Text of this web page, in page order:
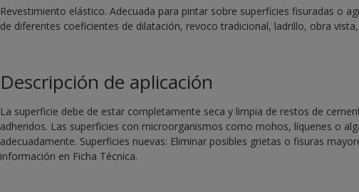
Revestimiento elástico. Adecuada para pintar sobre superficies fisuradas o
de diferentes coeficientes de dilatación, revoco tradicional, ladrillo, obra
Descripción de aplicación
La superficie debe de estar completamente seca y limpia de restos de
adheridos. Las superficies con microorganismos como mohos, líquenes o
adecuadamente. Superficies nuevas: Eliminar posibles grietas o fisuras
información en Ficha Técnica.